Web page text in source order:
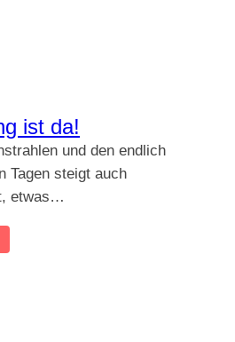
ist da!
und den endlich
Tagen steigt auch
etwas…